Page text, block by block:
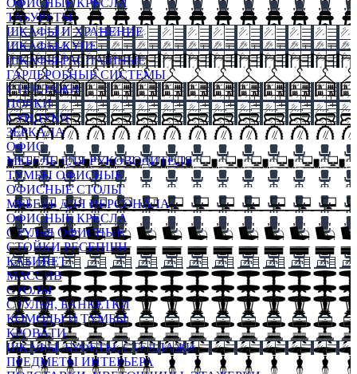
ОФИСНЫЕ КРЕСЛА
ТАБУРЕТЫ
ШКАФЫ И ХРАНЕНИЕ
ШКАФЫ-КУПЕ
ШКАФЫ-РАСПАШНЫЕ
ГАРДЕРОБНЫЕ СИСТЕМЫ
СТЕЛЛАЖИ
ПОЛКИ
СУНДУКИ
ЗЕРКАЛА
ОФИС
МЕБЕЛЬ ДЛЯ РУКОВОДИТЕЛЯ
ТУМБЫ ОФИСНЫЕ
ОФИСНЫЕ СТОЛЫ
МЕБЕЛЬ ДЛЯ ПЕРСОНАЛА
ОФИСНЫЕ КРЕСЛА
СТУЛЬЯ ОФИСНЫЕ
СТОЙКИ РЕСЕПШН
КАБИНЕТ
МАССИВ
СТОЛЫ
СТУЛЬЯ, БАНКЕТКИ
КОМОДЫ И ТУМБЫ
КРОВАТИ
ШКАФЫ, БУФЕТЫ, СТЕЛЛАЖИ
ПРЕДМЕТЫ ИНТЕРЬЕРА